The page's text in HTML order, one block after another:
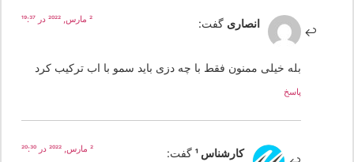
انصاری گفت:
بله خیلی ممنون فقط با چه دزی باید سمو با اب ترکیب کرد
کارشناس 1 گفت: